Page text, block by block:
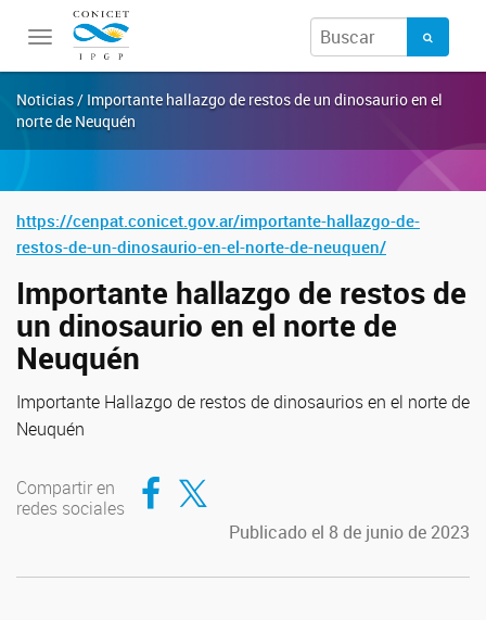
Toggle
navigation
Noticias / Importante hallazgo de restos de un dinosaurio en el
norte de Neuquén
https://cenpat.conicet.gov.ar/importante-hallazgo-de-
restos-de-un-dinosaurio-en-el-norte-de-neuquen/
Importante hallazgo de restos de
un dinosaurio en el norte de
Neuquén
Importante Hallazgo de restos de dinosaurios en el norte de
Neuquén
Compartir en
redes sociales
Compartir en Facebook
Compartir en Twitter
Publicado el 8 de junio de 2023